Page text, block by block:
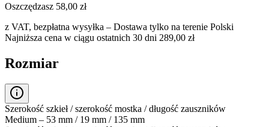
Oszczędzasz 58,00 zł
z VAT, bezpłatna wysyłka – Dostawa tylko na terenie Polski
Najniższa cena w ciągu ostatnich 30 dni 289,00 zł
Rozmiar
Szerokość szkieł / szerokość mostka / długość zauszników
Medium – 53 mm / 19 mm / 135 mm